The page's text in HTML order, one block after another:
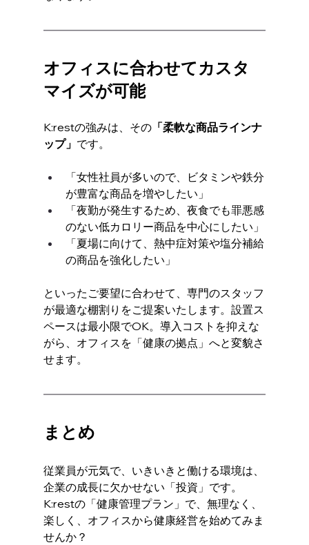
オフィスに合わせてカスタ
マイズが可能
K:restの強みは、その「柔軟な商品ラインナ
ップ」 です。
「女性社員が多いので、ビタミンや鉄分
が豊富な商品を増やしたい」
「夜勤が発生するため、夜食でも罪悪感
のない低カロリー商品を中心にしたい」
「夏場に向けて、熱中症対策や塩分補給
の商品を強化したい」
といったご要望に合わせて、専門のスタッフ
が最適な棚割りをご提案いたします。設置ス
ペースは最小限でOK。導入コストを抑えな
がら、オフィスを「健康の拠点」へと変貌さ
せます。
まとめ
従業員が元気で、いきいきと働ける環境は、
企業の成長に欠かせない「投資」です。
K:restの「健康管理プラン」で、無理なく、
楽しく、オフィスから健康経営を始めてみま
せんか？